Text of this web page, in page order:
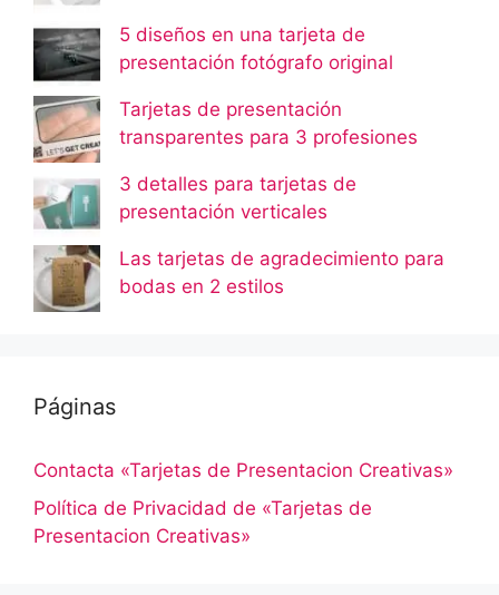
5 diseños en una tarjeta de
presentación fotógrafo original
Tarjetas de presentación
transparentes para 3 profesiones
3 detalles para tarjetas de
presentación verticales
Las tarjetas de agradecimiento para
bodas en 2 estilos
Páginas
Contacta «Tarjetas de Presentacion Creativas»
Política de Privacidad de «Tarjetas de
Presentacion Creativas»